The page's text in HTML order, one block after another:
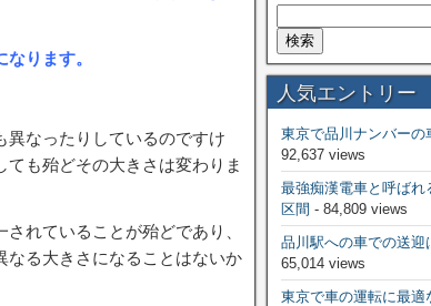
ります。
異なったりしているのですけ
も殆どその大きさは変わりま
れていることが殆どであり、
なる大きさになることはないか
人気エントリー
東京で品川ナンバーの
92,637 views
最強痴漢電車と呼ばれ
区間 - 84,809 views
品川駅への車での送迎
65,014 views
東京で車の運転に最